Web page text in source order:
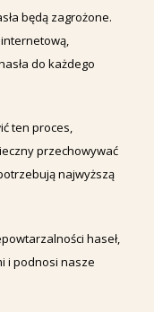
będą zagrożone.
internetową,
do każdego
ten proces,
przechowywać
najwyższą
haseł,
i podnosi nasze